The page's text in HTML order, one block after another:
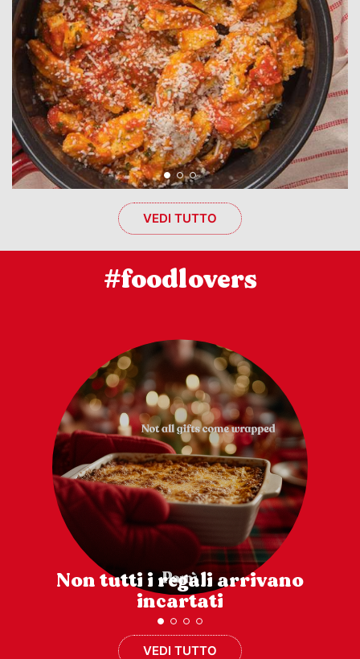
VEDI TUTTO
#foodlovers
Non tutti i regali arrivano
incartati
VEDI TUTTO